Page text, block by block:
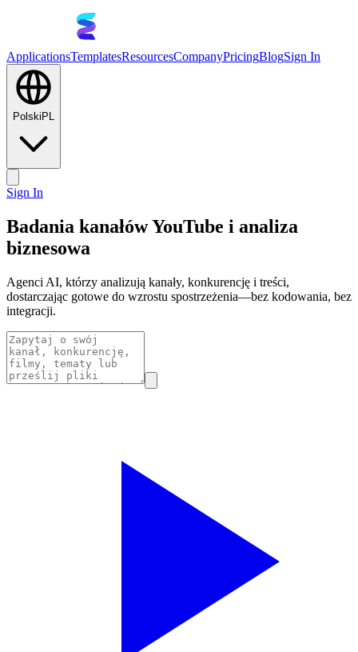
ApplicationsTemplatesResourcesCompanyPricingBlogSign In
Polski PL
Sign In
Badania kanałów YouTube i analiza
biznesowa
Agenci AI, którzy analizują kanały, konkurencję i treści,
dostarczając gotowe do wzrostu spostrzeżenia—bez kodowania, bez
integracji.